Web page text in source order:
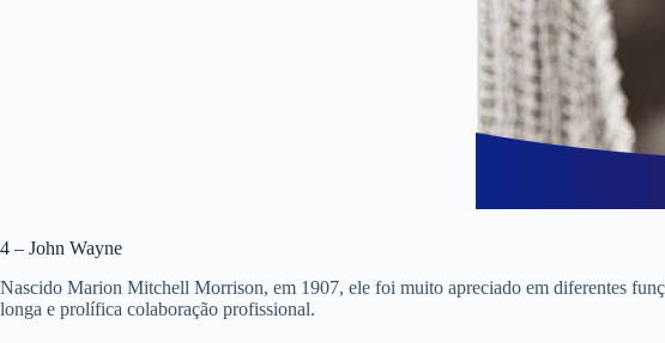
4 – John Wayne
Nascido Marion Mitchell Morrison, em 1907, ele foi muito apreciado em diferentes
longa e prolífica colaboração profissional.